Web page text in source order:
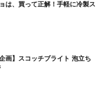
は、買って正解！手軽に冷製ス
画】スコッチブライト 泡立ち